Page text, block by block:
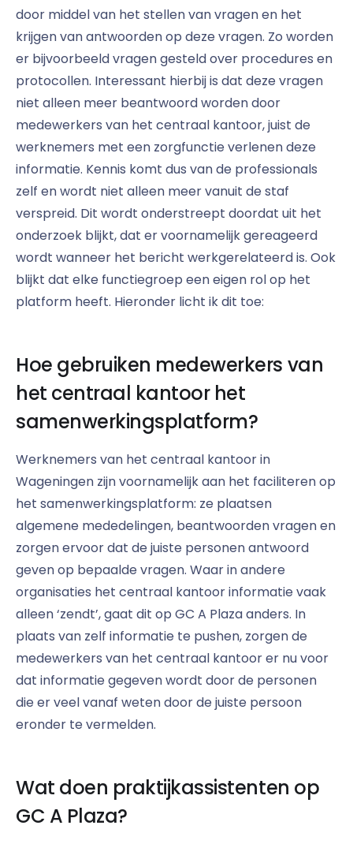
door middel van het stellen van vragen en het
krijgen van antwoorden op deze vragen. Zo worden
er bijvoorbeeld vragen gesteld over procedures en
protocollen. Interessant hierbij is dat deze vragen
niet alleen meer beantwoord worden door
medewerkers van het centraal kantoor, juist de
werknemers met een zorgfunctie verlenen deze
informatie. Kennis komt dus van de professionals
zelf en wordt niet alleen meer vanuit de staf
verspreid. Dit wordt onderstreept doordat uit het
onderzoek blijkt, dat er voornamelijk gereageerd
wordt wanneer het bericht werkgerelateerd is. Ook
blijkt dat elke functiegroep een eigen rol op het
platform heeft. Hieronder licht ik dit toe:
Hoe gebruiken medewerkers van
het centraal kantoor het
samenwerkingsplatform?
Werknemers van het centraal kantoor in
Wageningen zijn voornamelijk aan het faciliteren op
het samenwerkingsplatform: ze plaatsen
algemene mededelingen, beantwoorden vragen en
zorgen ervoor dat de juiste personen antwoord
geven op bepaalde vragen. Waar in andere
organisaties het centraal kantoor informatie vaak
alleen ‘zendt’, gaat dit op GC A Plaza anders. In
plaats van zelf informatie te pushen, zorgen de
medewerkers van het centraal kantoor er nu voor
dat informatie gegeven wordt door de personen
die er veel vanaf weten door de juiste persoon
eronder te vermelden.
Wat doen praktijkassistenten op
GC A Plaza?